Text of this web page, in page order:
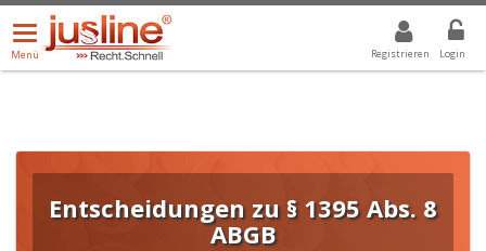
Registrieren Login
Menü
öffnen/schließen
Menü
ALLE DROPDOWN: GEWÄHLTER WERT IST ALLE
Entscheidungen zu § 1395 Abs. 8
ABGB